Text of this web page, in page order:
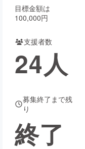
コミュニティ
目標金額は
100,000円
支援者数
24人
募集終了まで残
り
終了